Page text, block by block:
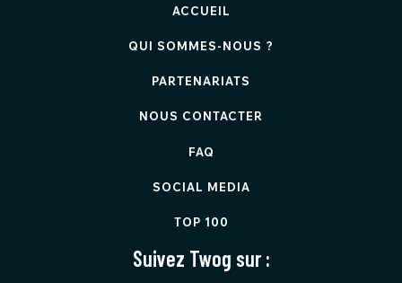
ACCUEIL
QUI SOMMES-NOUS ?
PARTENARIATS
NOUS CONTACTER
FAQ
SOCIAL MEDIA
TOP 100
Suivez Twog sur :